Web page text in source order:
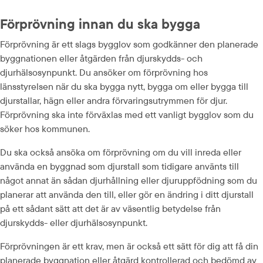
Förprövning innan du ska bygga
Förprövning är ett slags bygglov som godkänner den planerade
byggnationen eller åtgärden från djurskydds- och
djurhälsosynpunkt. Du ansöker om förprövning hos
länsstyrelsen när du ska bygga nytt, bygga om eller bygga till
djurstallar, hägn eller andra förvaringsutrymmen för djur.
Förprövning ska inte förväxlas med ett vanligt bygglov som du
söker hos kommunen.
Du ska också ansöka om förprövning om du vill inreda eller
använda en byggnad som djurstall som tidigare använts till
något annat än sådan djurhållning eller djuruppfödning som du
planerar att använda den till, eller gör en ändring i ditt djurstall
på ett sådant sätt att det är av väsentlig betydelse från
djurskydds- eller djurhälsosynpunkt.
Förprövningen är ett krav, men är också ett sätt för dig att få din
planerade byggnation eller åtgärd kontrollerad och bedömd av